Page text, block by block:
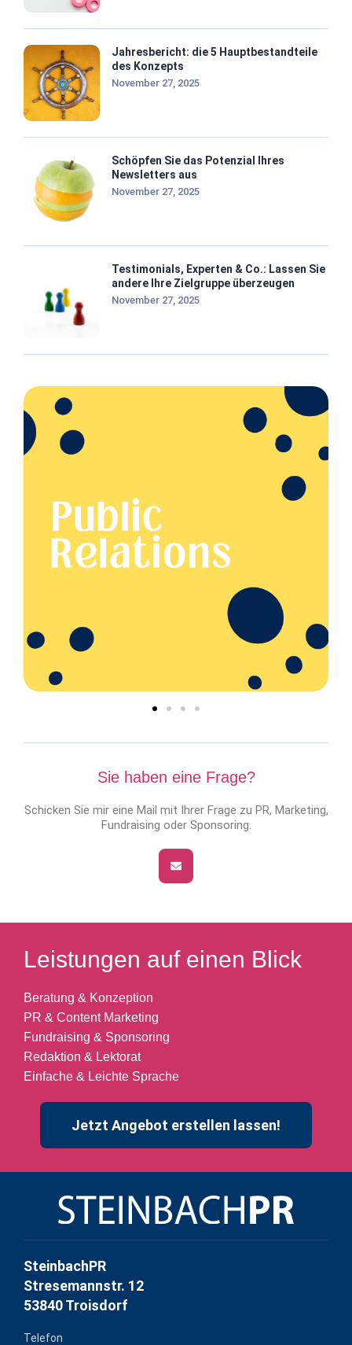
Jahresbericht: die 5 Hauptbestandteile
des Konzepts
November 27, 2025
Schöpfen Sie das Potenzial Ihres
Newsletters aus
November 27, 2025
Testimonials, Experten & Co.: Lassen Sie
andere Ihre Zielgruppe überzeugen
November 27, 2025
Sie haben eine Frage?
Schicken Sie mir eine Mail mit Ihrer Frage zu PR, Marketing,
Fundraising oder Sponsoring.
SteinbachPR
Stresemannstr. 12
53840 Troisdorf
Telefon
Leistungen auf einen Blick
Beratung & Konzeption
PR & Content Marketing
Fundraising & Sponsoring
Redaktion & Lektorat
Einfache & Leichte Sprache
Jetzt Angebot erstellen lassen!